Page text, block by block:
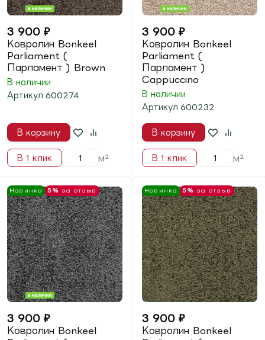
Ковролин Bonkeel
Pascal ( Паскаль )
В наличииАртикул 700162
В корзину
В 1 клик м²
2 090 ₽
Ковролин BONKEEL
Spirit ( Спирит ) 1000
В наличии
В корзину
В 1 клик м²
Новинка 5%за отзыв Новинка 5%за отзыв